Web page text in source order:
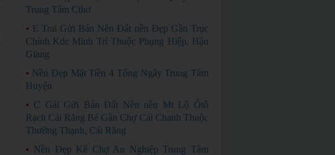
Trung Tâm Cthơ
• E Trai Gửi Bán Nền Đất nền Đẹp Gần Trục
Chính Kdc Minh Trí Thuộc Phụng Hiệp, Hậu
Giang
• Nền Đẹp Mặt Tiền 4 Tổng Ngây Trung Tâm
Huyện
• C Gái Gửi Bán Đất Nền nền Mt Lộ Ôtô
Rạch Cái Răng Bé Gần Chợ Cái Chanh Thuộc
Thường Thạnh, Cái Răng
• Nền Đẹp Kế Chợ An Nghiệp Trung Tâm